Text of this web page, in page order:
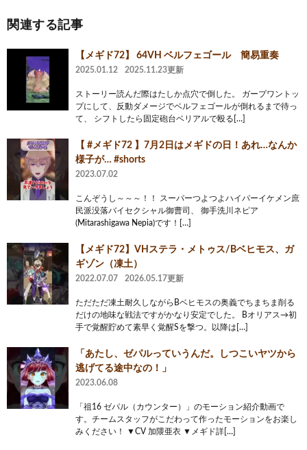
関連する記事
【メギド72】 64VH ベルフェゴール 簡易重奏
2025.01.12 2025.11.23更新
ストーリー読んだ際はたしか点穴で倒した。 ガープワントッ
プにして、反動ダメージでベルフェゴールが倒れるまで待っ
て、 シフトしたら固定砲台ベリアルで殴る[…]
【 #メギド72 】7月2日はメギドの日！あれ…なんか
様子が… #shorts
2023.07.02
こんぞうし～～～！！ スーパーつよつよハイパーイケメン庶
民派没落バイセクシャル御曹司、 御手洗川ネピア
(Mitarashigawa Nepia)です！[…]
【メギド72】VHステラ・メトゥス/Bベヒモス、ガ
ギゾン（凍土）
2022.07.07 2026.05.17更新
ただただ凍土耐久しながらBベヒモスの奥義でちまちま削る
だけの地味な戦法ですがかなり安定でした。 Bオリアス→初
手で覚醒貯めて素早く覚醒Sを撃つ。以降は[…]
「あたし、ゼパルっていうんだ。しつこいヤツから
逃げてる途中なの！」
2023.06.08
「祖16 ゼパル（カウンター）」のモーション紹介動画で
す。チームスタッフがこだわって作ったモーションをお楽し
みください！ ▼CV 加隈亜衣 ▼メギド詳[…]